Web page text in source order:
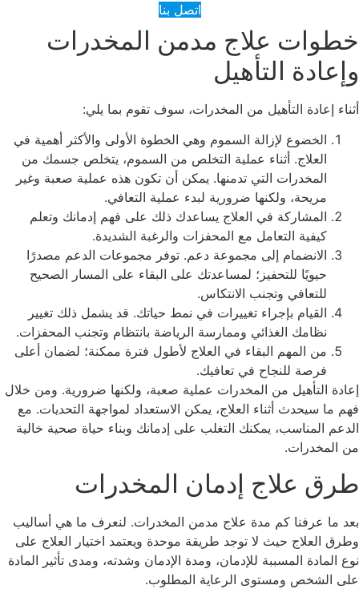
اتصل بنا
خطوات علاج مدمن المخدرات
وإعادة التأهيل
أثناء إعادة التأهيل من المخدرات، سوف تقوم بما يلي:
الخضوع لإزالة السموم وهي الخطوة الأولى والأكثر أهمية في
العلاج. أثناء عملية التخلص من السموم، يتخلص جسمك من
المخدرات التي تدمنها. يمكن أن تكون هذه عملية صعبة وغير
مريحة، ولكنها ضرورية لبدء عملية التعافي.
المشاركة في العلاج يساعدك ذلك على فهم إدمانك وتعلم
كيفية التعامل مع المحفزات والرغبة الشديدة.
الانضمام إلى مجموعة دعم. توفر مجموعات الدعم مصدرًا
حيويًا للتحفيز؛ لمساعدتك على البقاء على المسار الصحيح
للتعافي وتجنب الانتكاس.
القيام بإجراء تغييرات في نمط حياتك. قد يشمل ذلك تغيير
نظامك الغذائي وممارسة الرياضة بانتظام وتجنب المحفزات.
من المهم البقاء في العلاج لأطول فترة ممكنة؛ لضمان أعلى
فرصة للنجاح في تعافيك.
إعادة التأهيل من المخدرات عملية صعبة، ولكنها ضرورية. ومن خلال
فهم ما سيحدث أثناء العلاج، يمكن الاستعداد لمواجهة التحديات. مع
الدعم المناسب، يمكنك التغلب على إدمانك وبناء حياة صحية خالية
من المخدرات.
طرق علاج إدمان المخدرات
بعد ما عرفنا كم مدة علاج مدمن المخدرات. لنعرف ما هي أساليب
وطرق العلاج حيث لا توجد طريقة موحدة ويعتمد اختيار العلاج على
نوع المادة المسببة للإدمان، ومدة الإدمان وشدته، ومدى تأثير المادة
على الشخص ومستوى الرعاية المطلوب.